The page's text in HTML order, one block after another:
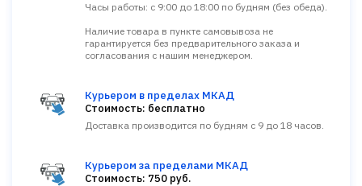
Часы работы: с 9:00 до 18:00 по будням (без обеда).
Наличие товара в пункте самовывоза не
гарантируется без предварительного заказа и
согласования с нашим менеджером.
Курьером в пределах МКАД
Стоимость: бесплатно
Доставка производится по будням с 9 до 18 часов.
Курьером за пределами МКАД
Стоимость: 750 руб.